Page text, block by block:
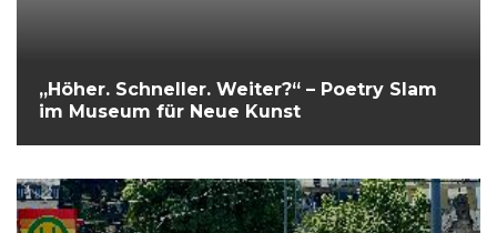
„Höher. Schneller. Weiter?“ – Poetry Slam
im Museum für Neue Kunst